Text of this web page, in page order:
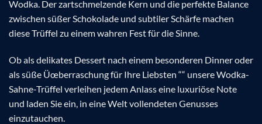
Wodka. Der zartschmelzende Kern und die perfekte Balance
zwischen süßer Schokolade und subtiler Schärfe machen
diese Trüffel zu einem wahren Fest für die Sinne.
Ob als delikates Dessert nach einem besonderen Dinner oder
als süße Üœberraschung für Ihre Liebsten ““ unsere Wodka-
Sahne-Trüffel verleihen jedem Anlass eine luxuriöse Note
und laden Sie ein, in eine Welt vollendeten Genusses
einzutauchen.